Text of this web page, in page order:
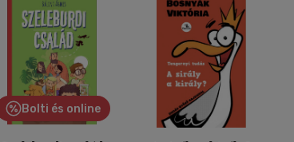
Bolti és online